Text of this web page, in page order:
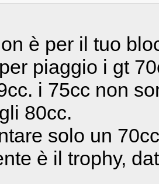
è per il tuo
piaggio i gt
i 75cc non
80cc.
solo un
è il trophy,